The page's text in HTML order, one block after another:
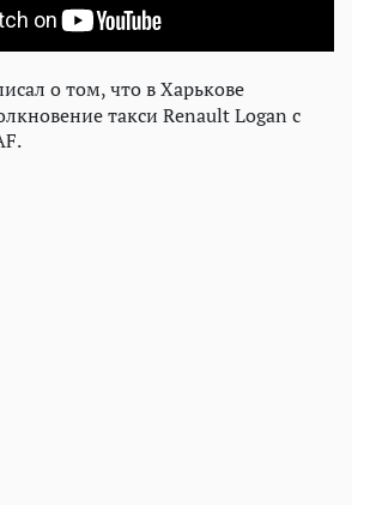
о том, что в Харькове
такси Renault Logan с